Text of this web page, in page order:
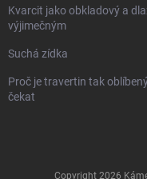
Kvarcit jako obkladový a
výjimečným
Suchá zídka
Proč je travertin tak
čekat
Copyright 2026